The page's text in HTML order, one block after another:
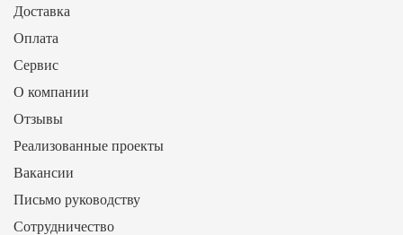
Доставка
Оплата
Сервис
О компании
Отзывы
Реализованные проекты
Вакансии
Письмо руководству
Сотрудничество